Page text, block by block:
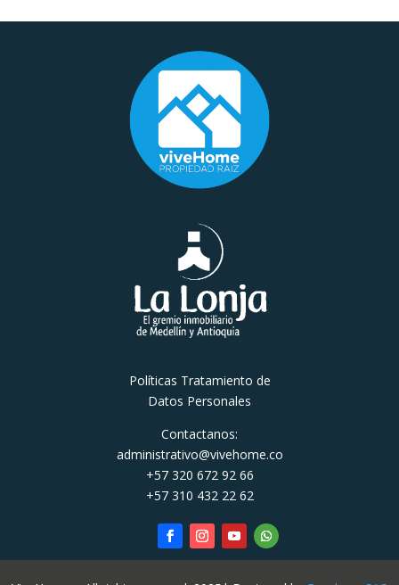
Políticas Tratamiento de
Datos Personales
Contactanos:
administrativo@vivehome.co
+57 320 672 92 66
+57 310 432 22 62